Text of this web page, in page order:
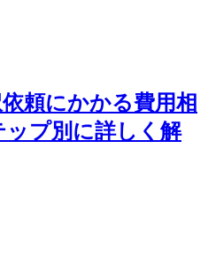
依頼にかかる費用相
プ別に詳しく解